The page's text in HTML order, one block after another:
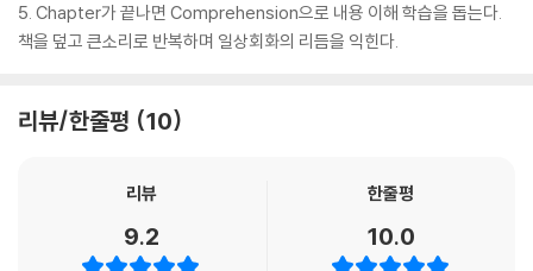
5. Chapter가 끝나면 Comprehension으로 내용 이해 학습을 돕는다.
책을 덮고 큰소리로 반복하며 일상회화의 리듬을 익힌다.
리뷰/한줄평 10
리뷰
9.2
한줄평
10.0